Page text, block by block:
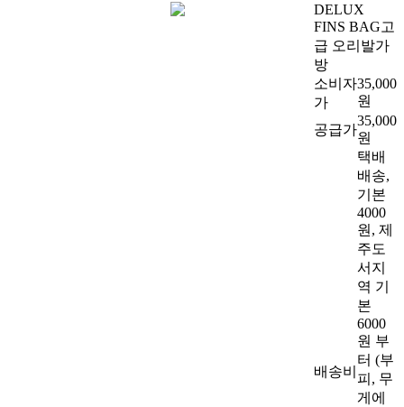
DELUX
FINS BAG고
급 오리발가
방
소비자
가
35,000
원
공급가
35,000
원
배송비
택배
배송,
기본
4000
원, 제
주도
서지
역 기
본
6000
원 부
터 (부
피, 무
게에